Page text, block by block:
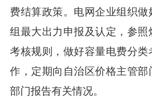
费结算政策。电网企业组织做
组最大出力申报及认定，参照
考核规则，做好容量电费分类
作，定期向自治区价格主管部
部门报告有关情况。